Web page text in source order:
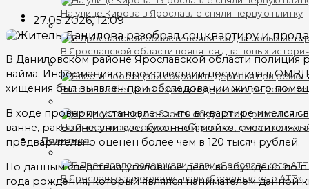
На улице Кирова в Ярославле сняли первую плитку
В Ярославской области появятся два новых
Власти пообещали сохранить деревья при
На Ярославскую область обрушатся гроза и
Политика
В Ярославле задержали главу «Ярославского АТП»
27.05.2026, 12:09
В Даниловском районе Ярославской области полиция
найма. Информация о происшествии поступила в
хищения был выявлен при обследовании жилого
В ходе проверки установлено, что в квартире имелся
ванне, раковине, унитазе, кухонной мойке,
предварительно оценен более чем в 120 тысяч рублей.
По данным следствия, уголовное дело возбуждено по
года рождения, который являлся нанимателем данной